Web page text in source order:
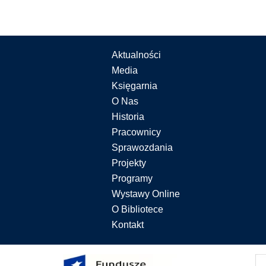
Aktualności
Media
Księgarnia
O Nas
Historia
Pracownicy
Sprawozdania
Projekty
Programy
Wystawy Online
O Bibliotece
Kontakt